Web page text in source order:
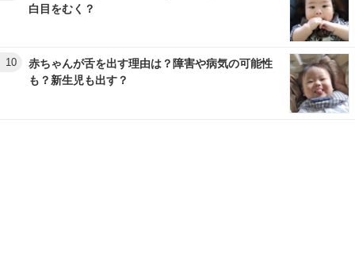
白目をむく？
10
赤ちゃんが舌を出す理由は？障害や病気の可能性
も？新生児も出す？